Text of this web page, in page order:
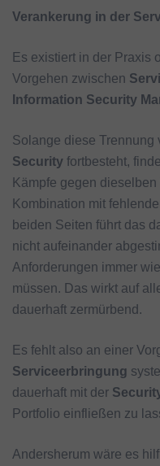
Verankerung in der
Es existiert in der Praxis
Vorgehen zwischen
Information Security
Solange diese Trennung
Security fortbesteht,
Kämpfe gegen
Kombination mit
beiden Seiten führt das
nicht aufeinander
Anforderungen immer
müssen. Das wirkt auf
dauerhaft zermürbend.
Es fehlt also an einer
Serviceerbringung
dauerhaft mit der
Portfolio einfließen zu
Andersherum wäre es